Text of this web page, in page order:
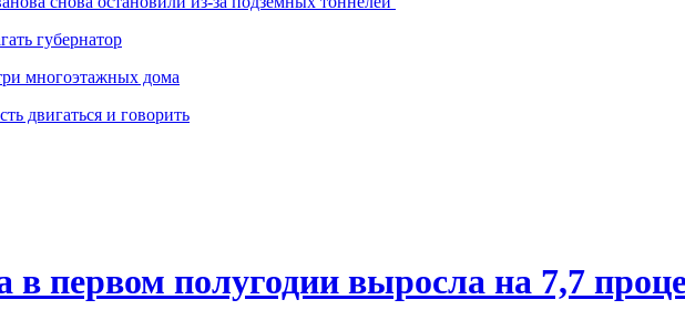
губернатор
многоэтажных дома
двигаться и говорить
в первом полугодии выросла на 7,7